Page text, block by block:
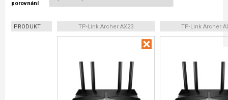
porovnání
PRODUKT TP-Link Archer AX23 TP-Link Archer